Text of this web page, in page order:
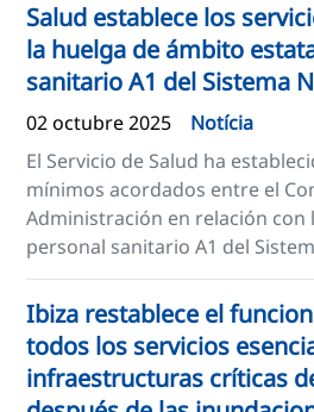
Salud establece los
la huelga de ámbito
sanitario A1 del Sistema
02 octubre 2025
Notícia
El Servicio de Salud ha
mínimos acordados entre el
Administración en relación con
personal sanitario A1 del
Ibiza restablece el
todos los servicios
infraestructuras críticas